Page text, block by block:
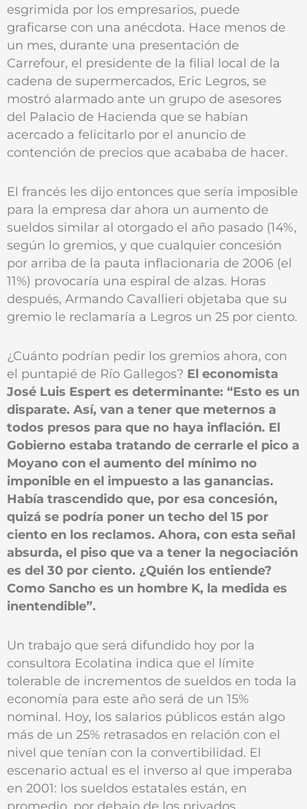
esgrimida por los empresarios, puede
graficarse con una anécdota. Hace menos de
un mes, durante una presentación de
Carrefour, el presidente de la filial local de la
cadena de supermercados, Eric Legros, se
mostró alarmado ante un grupo de asesores
del Palacio de Hacienda que se habían
acercado a felicitarlo por el anuncio de
contención de precios que acababa de hacer.
El francés les dijo entonces que sería imposible
para la empresa dar ahora un aumento de
sueldos similar al otorgado el año pasado (14%,
según lo gremios, y que cualquier concesión
por arriba de la pauta inflacionaria de 2006 (el
11%) provocaría una espiral de alzas. Horas
después, Armando Cavallieri objetaba que su
gremio le reclamaría a Legros un 25 por ciento.
¿Cuánto podrían pedir los gremios ahora, con
el puntapié de Río Gallegos? El economista
José Luis Espert es determinante: “Esto es un
disparate. Así, van a tener que meternos a
todos presos para que no haya inflación. El
Gobierno estaba tratando de cerrarle el pico a
Moyano con el aumento del mínimo no
imponible en el impuesto a las ganancias.
Había trascendido que, por esa concesión,
quizá se podría poner un techo del 15 por
ciento en los reclamos. Ahora, con esta señal
absurda, el piso que va a tener la negociación
es del 30 por ciento. ¿Quién los entiende?
Como Sancho es un hombre K, la medida es
inentendible”.
Un trabajo que será difundido hoy por la
consultora Ecolatina indica que el límite
tolerable de incrementos de sueldos en toda la
economía para este año será de un 15%
nominal. Hoy, los salarios públicos están algo
más de un 25% retrasados en relación con el
nivel que tenían con la convertibilidad. El
escenario actual es el inverso al que imperaba
en 2001: los sueldos estatales están, en
promedio, por debajo de los privados.